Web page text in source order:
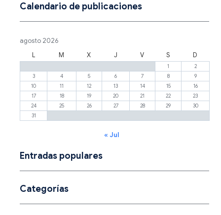
Calendario de publicaciones
agosto 2026
L
M X J V S D
1
2
3
4 5 6 7 8
9
10
11 12 13 14 15
16
17
18 19 20 21 22
23
24
25 26 27 28 29
30
31
« Jul
Entradas populares
Categorías